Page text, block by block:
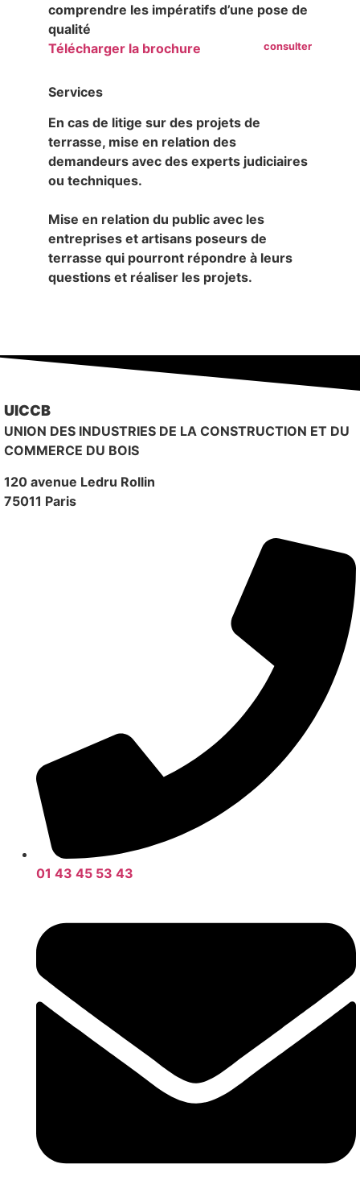
comprendre les impératifs d’une pose de
qualité
Télécharger la brochure
Services
En cas de litige sur des projets de
terrasse, mise en relation des
demandeurs avec des experts judiciaires
ou techniques.
Mise en relation du public avec les
entreprises et artisans poseurs de
terrasse qui pourront répondre à leurs
questions et réaliser les projets.
UICCB
UNION DES INDUSTRIES DE LA CONSTRUCTION ET DU
COMMERCE DU BOIS
120 avenue Ledru Rollin
75011 Paris
01 43 45 53 43